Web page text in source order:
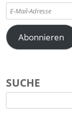
E-
Mail-
Adresse
Abonnieren
SUCHE
Suchen
nach: